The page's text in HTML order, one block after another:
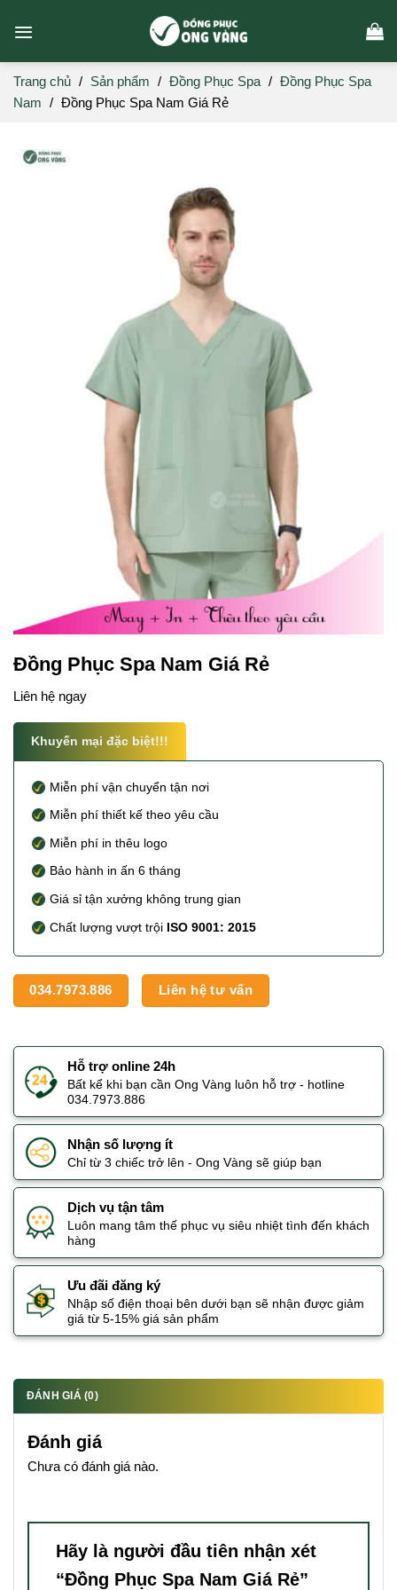
Trang chủ / Sản phẩm / Đồng Phục Spa / Đồng Phục Spa
Nam / Đồng Phục Spa Nam Giá Rẻ
Đồng Phục Spa Nam Giá Rẻ
Liên hệ ngay
Khuyến mại đặc biệt!!!
Miễn phí vận chuyển tận nơi
Miễn phí thiết kế theo yêu cầu
Miễn phí in thêu logo
Bảo hành in ấn 6 tháng
Giá sỉ tận xưởng không trung gian
Chất lượng vượt trội ISO 9001: 2015
034.7973.886 Liên hệ tư vấn
Hỗ trợ online 24h
Bất kể khi bạn cần Ong Vàng luôn hỗ trợ - hotline
034.7973.886
Nhận số lượng ít
Chỉ từ 3 chiếc trở lên - Ong Vàng sẽ giúp bạn
Dịch vụ tận tâm
Luôn mang tâm thế phục vụ siêu nhiệt tình đến khách
hàng
Ưu đãi đăng ký
Nhập số điện thoại bên dưới bạn sẽ nhận được giảm
giá từ 5-15% giá sản phẩm
ĐÁNH GIÁ (0)
Đánh giá
Chưa có đánh giá nào.
Hãy là người đầu tiên nhận xét
“Đồng Phục Spa Nam Giá Rẻ”